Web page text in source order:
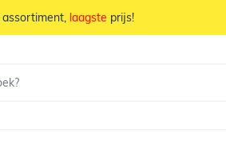
assortiment, laagste prijs!